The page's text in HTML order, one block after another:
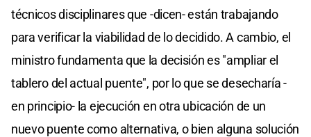
técnicos disciplinares que -dicen- están trabajando
para verificar la viabilidad de lo decidido. A cambio, el
ministro fundamenta que la decisión es "ampliar el
tablero del actual puente", por lo que se desecharía -
en principio- la ejecución en otra ubicación de un
nuevo puente como alternativa, o bien alguna solución